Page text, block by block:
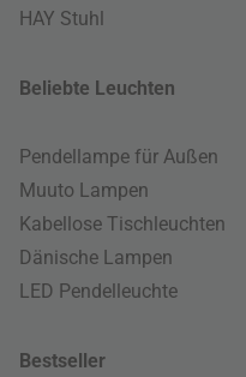
HAY Stuhl
Beliebte Leuchten
Pendellampe für Außen
Muuto Lampen
Kabellose Tischleuchten
Dänische Lampen
LED Pendelleuchte
Bestseller